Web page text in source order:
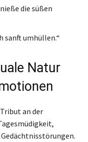
die süßen
sanft umhüllen.“
Natur
an der